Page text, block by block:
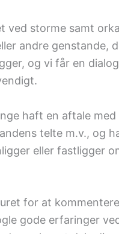
ved storme samt
andre genstande,
og vi får en
haft en aftale
telte m.v., og
eller fastligger
for at
gode erfaringer